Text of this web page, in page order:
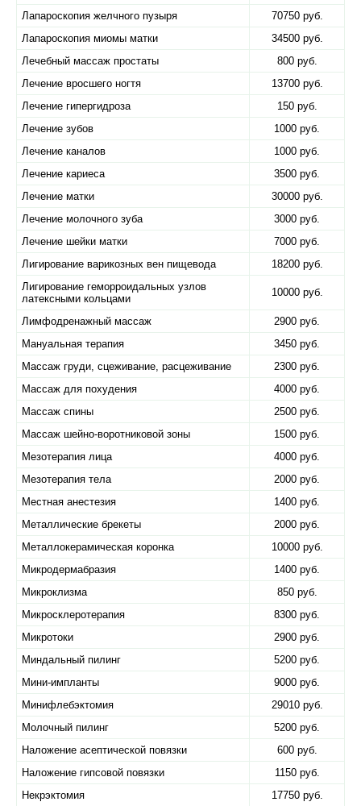
Лапароскопия желчного пузыря
70750 руб.
Лапароскопия миомы матки
34500 руб.
Лечебный массаж простаты
800 руб.
Лечение вросшего ногтя
13700 руб.
Лечение гипергидроза
150 руб.
Лечение зубов
1000 руб.
Лечение каналов
1000 руб.
Лечение кариеса
3500 руб.
Лечение матки
30000 руб.
Лечение молочного зуба
3000 руб.
Лечение шейки матки
7000 руб.
Лигирование варикозных вен пищевода
18200 руб.
Лигирование геморроидальных узлов
латексными кольцами
10000 руб.
Лимфодренажный массаж
2900 руб.
Мануальная терапия
3450 руб.
Массаж груди, сцеживание, расцеживание
2300 руб.
Массаж для похудения
4000 руб.
Массаж спины
2500 руб.
Массаж шейно-воротниковой зоны
1500 руб.
Мезотерапия лица
4000 руб.
Мезотерапия тела
2000 руб.
Местная анестезия
1400 руб.
Металлические брекеты
2000 руб.
Металлокерамическая коронка
10000 руб.
Микродермабразия
1400 руб.
Микроклизма
850 руб.
Микросклеротерапия
8300 руб.
Микротоки
2900 руб.
Миндальный пилинг
5200 руб.
Мини-импланты
9000 руб.
Минифлебэктомия
29010 руб.
Молочный пилинг
5200 руб.
Наложение асептической повязки
600 руб.
Наложение гипсовой повязки
1150 руб.
Некрэктомия
17750 руб.